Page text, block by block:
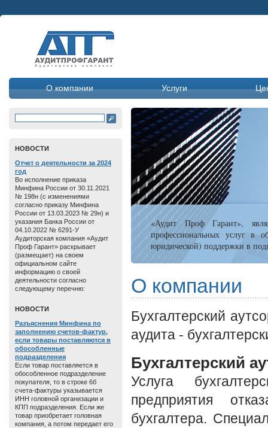
О компании Услуги
«Аудит Проф Гарант»,
профессиональных услуг в
юридической) поддержки в
О компании
Бухгалтерский
аудита -
Бухгалтерский
Услуга
предприятия
бухгалтера.
HОВОСТИ
Отчет о дeятельнoсти зa 2024
год
Во исполнение приказа
Минфина России от 30.11.2021
№ 198н (с изменениями
согласно приказу Минфина
России от 13.03.2023 № 29н) и
указания Банка России от
04.10.2022 № 6291-У
Аудиторская компания «Аудит
Проф Гарант» раскрывает
(размещает) на своем
официальном сайте
информацию о своей
деятельности согласно
следующему перечню:
HОВОСТИ
Разъяснения Минфина по
заполнению счетов-фактур,
если товары поставляются в
обособленные
подразделения
Если товар поставляется в
обособленное подразделение
покупателя, то в строке 6б
счета-фактуры указывается
ИНН головной организации и
КПП подразделения. Если же
товар приобретает головная
компания, а потом передает его